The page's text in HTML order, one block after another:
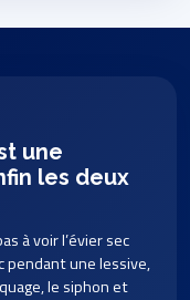
une
les deux
à voir l’évier sec
pendant une lessive,
le siphon et